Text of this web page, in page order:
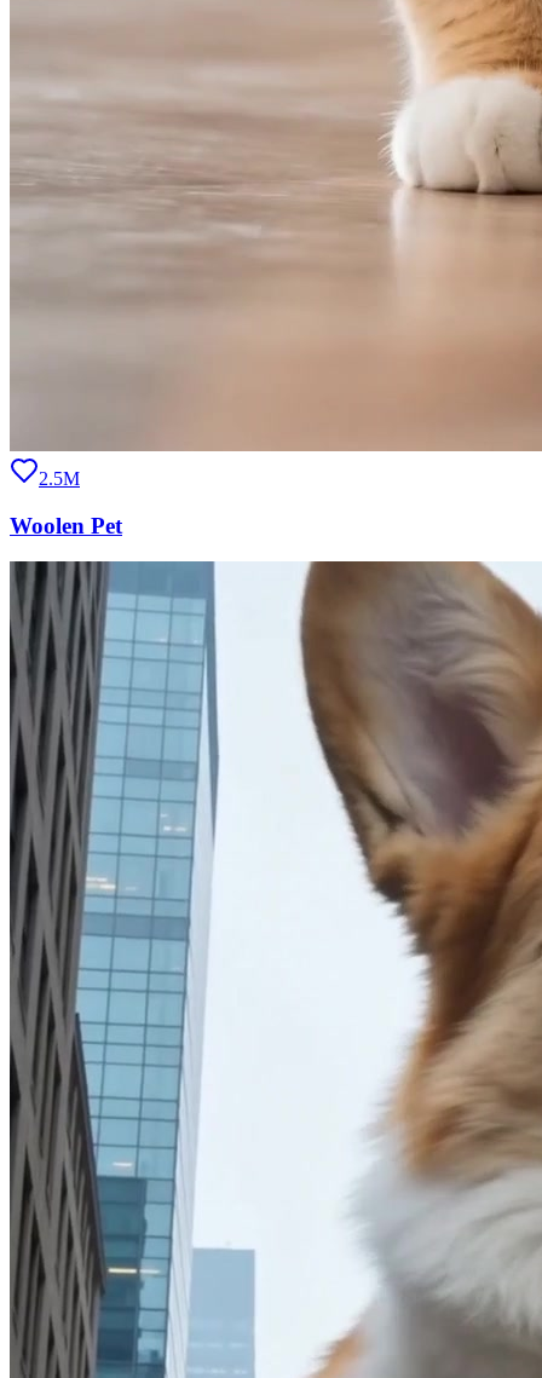
2.5M
Woolen Pet